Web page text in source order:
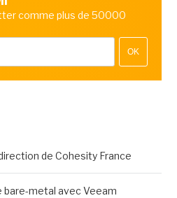
comme plus de 50000
OK
de Cohesity France
bare-metal avec Veeam